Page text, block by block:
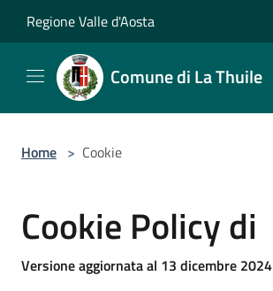
Regione Valle d'Aosta
Comune di La Thuile
Home > Cookie
Cookie Policy di
Versione aggiornata al 13 dicembre 2024